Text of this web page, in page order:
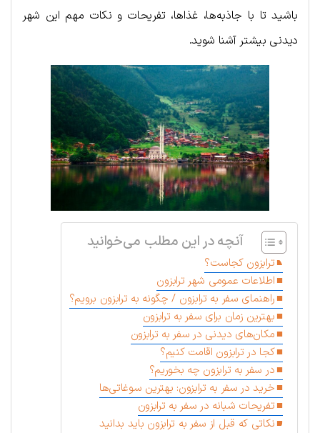
باشید تا با جاذبه‌ها، غذاها، تفریحات و نکات مهم این شهر
دیدنی بیشتر آشنا شوید.
آنچه در این مطلب می‌خوانید
ترابزون کجاست؟
اطلاعات عمومی شهر ترابزون
راهنمای سفر به ترابزون / چگونه به ترابزون برویم؟
بهترین زمان برای سفر به ترابزون
مکان‌های دیدنی در سفر به ترابزون
کجا در ترابزون اقامت کنیم؟
در سفر به ترابزون چه بخوریم؟
خرید در سفر به ترابزون: بهترین سوغاتی‌ها
تفریحات شبانه در سفر به ترابزون
نکاتی که قبل از سفر به ترابزون باید بدانید